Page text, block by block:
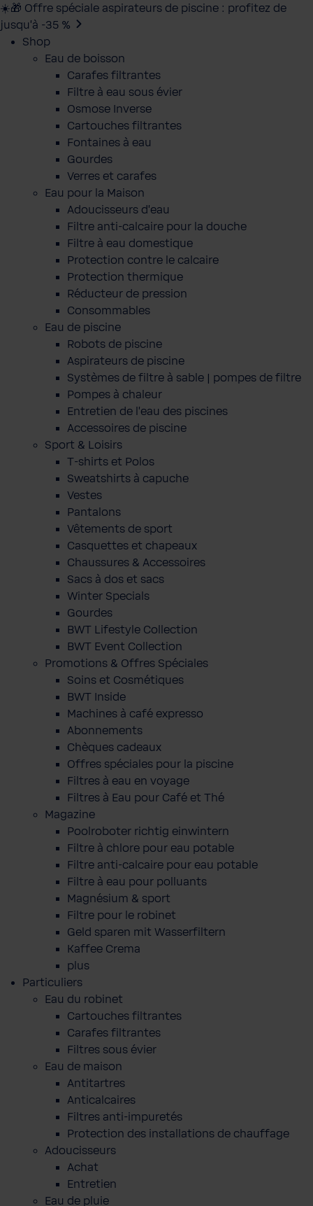
☀️🎁 Offre spéciale aspirateurs de piscine : profitez de
jusqu’à -35 %
Shop
Eau de boisson
Carafes filtrantes
Filtre à eau sous évier
Osmose Inverse
Cartouches filtrantes
Fontaines à eau
Gourdes
Verres et carafes
Eau pour la Maison
Adoucisseurs d'eau
Filtre anti-calcaire pour la douche
Filtre à eau domestique
Protection contre le calcaire
Protection thermique
Réducteur de pression
Consommables
Eau de piscine
Robots de piscine
Aspirateurs de piscine
Systèmes de filtre à sable | pompes de filtre
Pompes à chaleur
Entretien de l'eau des piscines
Accessoires de piscine
Sport & Loisirs
T-shirts et Polos
Sweatshirts à capuche
Vestes
Pantalons
Vêtements de sport
Casquettes et chapeaux
Chaussures & Accessoires
Sacs à dos et sacs
Winter Specials
Gourdes
BWT Lifestyle Collection
BWT Event Collection
Promotions & Offres Spéciales
Soins et Cosmétiques
BWT Inside
Machines à café expresso
Abonnements
Chèques cadeaux
Offres spéciales pour la piscine
Filtres à eau en voyage
Filtres à Eau pour Café et Thé
Magazine
Poolroboter richtig einwintern
Filtre à chlore pour eau potable
Filtre anti-calcaire pour eau potable
Filtre à eau pour polluants
Magnésium & sport
Filtre pour le robinet
Geld sparen mit Wasserfiltern
Kaffee Crema
plus
Particuliers
Eau du robinet
Cartouches filtrantes
Carafes filtrantes
Filtres sous évier
Eau de maison
Antitartres
Anticalcaires
Filtres anti-impuretés
Protection des installations de chauffage
Adoucisseurs
Achat
Entretien
Eau de pluie